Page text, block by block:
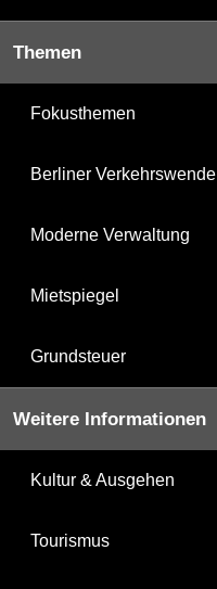
Themen
Fokusthemen
Berliner Verkehrswende
Moderne Verwaltung
Mietspiegel
Grundsteuer
Weitere Informationen
Kultur & Ausgehen
Tourismus